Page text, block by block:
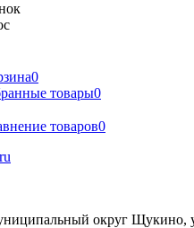
0
товары0
товаров0
округ